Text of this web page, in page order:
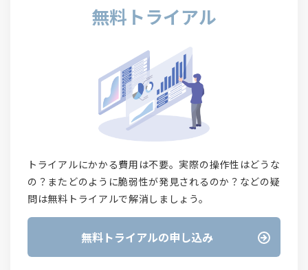
無料トライアル
トライアルにかかる費用は不要。実際の操作性はどうな
の？またどのように脆弱性が発見されるのか？などの疑
問は無料トライアルで解消しましょう。
無料トライアルの申し込み